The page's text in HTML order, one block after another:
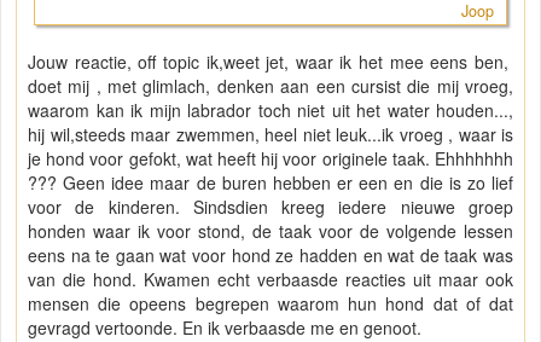
Joop
Jouw reactie, off topic ik,weet jet, waar ik het mee eens ben,
doet mij , met glimlach, denken aan een cursist die mij vroeg,
waarom kan ik mijn labrador toch niet uit het water houden...,
hij wil,steeds maar zwemmen, heel niet leuk...ik vroeg , waar is
je hond voor gefokt, wat heeft hij voor originele taak. Ehhhhhhh
??? Geen idee maar de buren hebben er een en die is zo lief
voor de kinderen. Sindsdien kreeg iedere nieuwe groep
honden waar ik voor stond, de taak voor de volgende lessen
eens na te gaan wat voor hond ze hadden en wat de taak was
van die hond. Kwamen echt verbaasde reacties uit maar ook
mensen die opeens begrepen waarom hun hond dat of dat
gevragd vertoonde. En ik verbaasde me en genoot.